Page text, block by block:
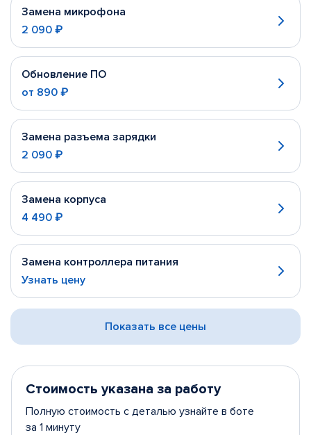
Замена микрофона
2 090 ₽
Обновление ПО
от 890 ₽
Замена разъема зарядки
2 090 ₽
Замена корпуса
4 490 ₽
Замена контроллера питания
Узнать цену
Показать все цены
Стоимость указана за работу
Полную стоимость с деталью узнайте в боте
за 1 минуту